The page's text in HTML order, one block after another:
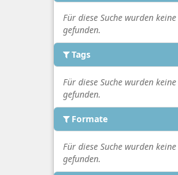
Für diese Suche wurden
gefunden.
Tags
Für diese Suche wurden keine
gefunden.
Formate
Für diese Suche wurden
gefunden.